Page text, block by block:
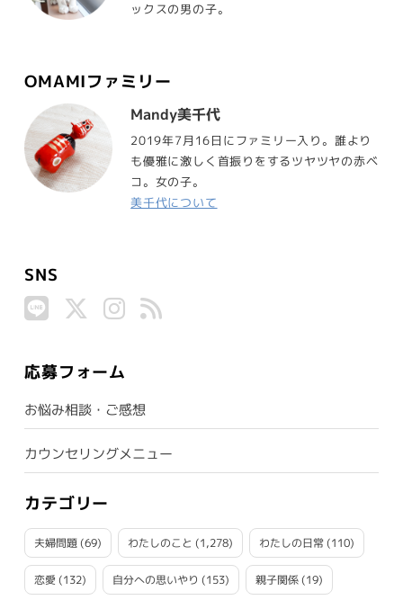
ックスの男の子。
OMAMIファミリー
Mandy美千代
2019年7月16日にファミリー入り。誰より
も優雅に激しく首振りをするツヤツヤの赤ベ
コ。女の子。
美千代について
SNS
応募フォーム
お悩み相談・ご感想
カウンセリングメニュー
カテゴリー
夫婦問題(69) わたしのこと (1,278) わたしの日常(110)
恋愛 (132) 自分への思いやり (153) 親子関係(19)